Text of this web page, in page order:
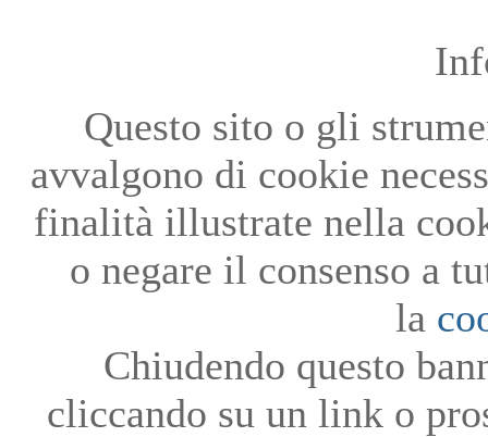
Questo sito o gli
avvalgono di cookie
finalità illustrate nella
o negare il consenso a
la
Chiudendo questo
cliccando su un link o